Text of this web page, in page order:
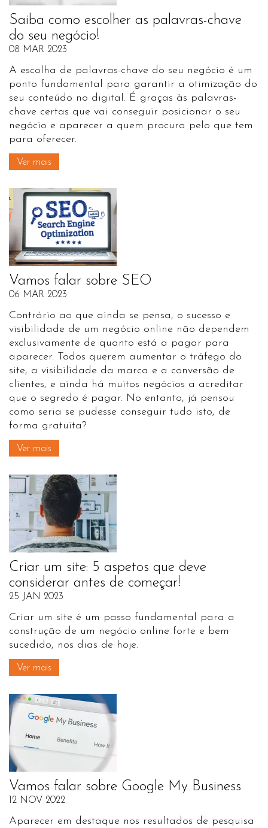
Saiba como escolher as palavras-chave
do seu negócio!
08 MAR 2023
A escolha de palavras-chave do seu negócio é um
ponto fundamental para garantir a otimização do
seu conteúdo no digital. É graças às palavras-
chave certas que vai conseguir posicionar o seu
negócio e aparecer a quem procura pelo que tem
para oferecer.
Ver mais
Vamos falar sobre SEO
06 MAR 2023
Contrário ao que ainda se pensa, o sucesso e
visibilidade de um negócio online não dependem
exclusivamente de quanto está a pagar para
aparecer. Todos querem aumentar o tráfego do
site, a visibilidade da marca e a conversão de
clientes, e ainda há muitos negócios a acreditar
que o segredo é pagar. No entanto, já pensou
como seria se pudesse conseguir tudo isto, de
forma gratuita?
Ver mais
Criar um site: 5 aspetos que deve
considerar antes de começar!
25 JAN 2023
Criar um site é um passo fundamental para a
construção de um negócio online forte e bem
sucedido, nos dias de hoje.
Ver mais
Vamos falar sobre Google My Business
12 NOV 2022
Aparecer em destaque nos resultados de pesquisa